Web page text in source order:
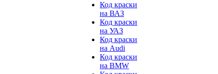
Код краски
на ВАЗ
Код краски
на УАЗ
Код краски
на Audi
Код краски
на BMW